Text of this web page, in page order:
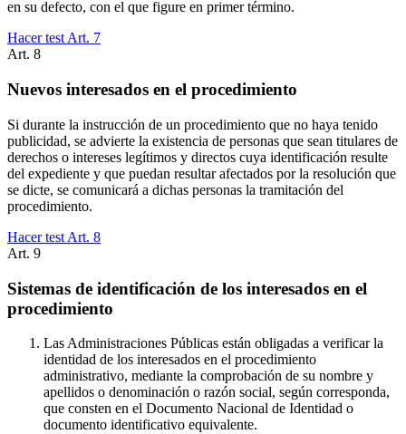
en su defecto, con el que figure en primer término.
Hacer test Art. 7
Art. 8
Nuevos interesados en el procedimiento
Si durante la instrucción de un procedimiento que no haya tenido
publicidad, se advierte la existencia de personas que sean titulares de
derechos o intereses legítimos y directos cuya identificación resulte
del expediente y que puedan resultar afectados por la resolución que
se dicte, se comunicará a dichas personas la tramitación del
procedimiento.
Hacer test Art. 8
Art. 9
Sistemas de identificación de los interesados en el
procedimiento
Las Administraciones Públicas están obligadas a verificar la
identidad de los interesados en el procedimiento
administrativo, mediante la comprobación de su nombre y
apellidos o denominación o razón social, según corresponda,
que consten en el Documento Nacional de Identidad o
documento identificativo equivalente.